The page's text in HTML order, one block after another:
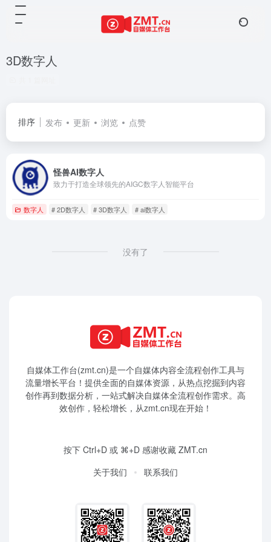
3D数字人
排序 发布 更新 浏览 点赞
怪兽AI数字人
致力于打造全球领先的AIGC数字人智能平台
数字人 # 2D数字人 # 3D数字人 # ai数字人
没有了
自媒体工作台(zmt.cn)是一个自媒体内容全流程创作工具与
流量增长平台！提供全面的自媒体资源，从热点挖掘到内容
创作再到数据分析，一站式解决自媒体全流程创作需求。高
效创作，轻松增长，从zmt.cn现在开始！
按下 Ctrl+D 或 ⌘+D 感谢收藏 ZMT.cn
关于我们
联系我们